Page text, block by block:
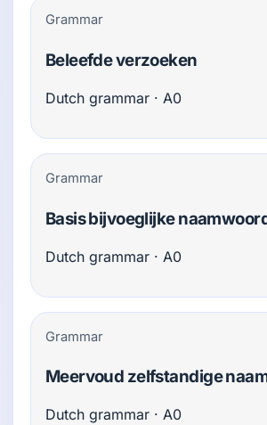
Grammar
Beleefde verzoeken
Dutch grammar · A0
Grammar
Basis bijvoeglijke
Dutch grammar · A0
Grammar
Meervoud zelfstandige
Dutch grammar · A0